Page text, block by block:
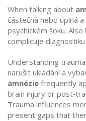
When talking about
částečná nebo úplná
psychickém šoku. Also
complicuje
Understanding trauma
narušit ukládání a
amnézie frequently
brain injury or
Trauma influences
present gaps that